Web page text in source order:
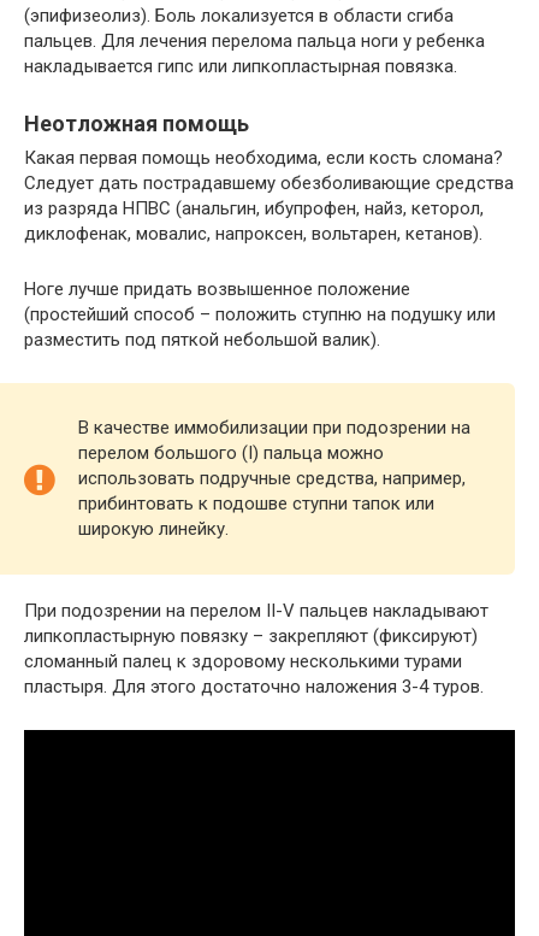
(эпифизеолиз). Боль локализуется в области сгиба
пальцев. Для лечения перелома пальца ноги у ребенка
накладывается гипс или липкопластырная повязка.
Неотложная помощь
Какая первая помощь необходима, если кость сломана?
Следует дать пострадавшему обезболивающие средства
из разряда НПВС (анальгин, ибупрофен, найз, кеторол,
диклофенак, мовалис, напроксен, вольтарен, кетанов).
Ноге лучше придать возвышенное положение
(простейший способ – положить ступню на подушку или
разместить под пяткой небольшой валик).
В качестве иммобилизации при подозрении на
перелом большого (I) пальца можно
использовать подручные средства, например,
прибинтовать к подошве ступни тапок или
широкую линейку.
При подозрении на перелом II-V пальцев накладывают
липкопластырную повязку – закрепляют (фиксируют)
сломанный палец к здоровому несколькими турами
пластыря. Для этого достаточно наложения 3-4 туров.